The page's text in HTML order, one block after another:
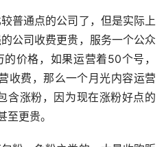
普通点的公司了，但是实际上
公司收费更贵，服务一个公众
价格，如果运营着50个号，
收费，那么一个月光内容运营
含涨粉，因为现在涨粉好点的
更贵。